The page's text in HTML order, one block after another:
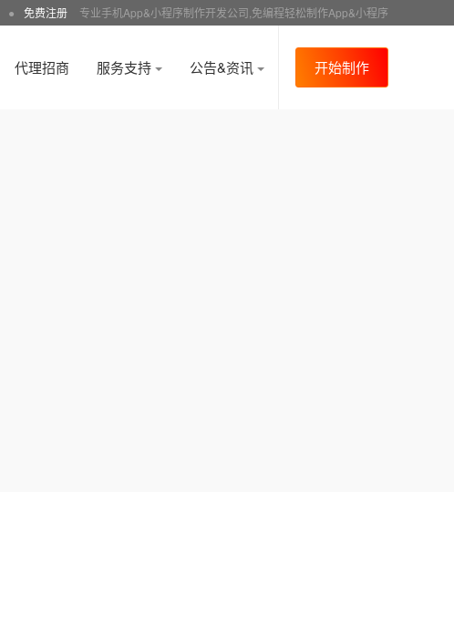
● 免费注册 专业手机App&小程序制作开发公司,免编程轻松制作App&小程序
代理招商 服务支持 公告&资讯 开始制作